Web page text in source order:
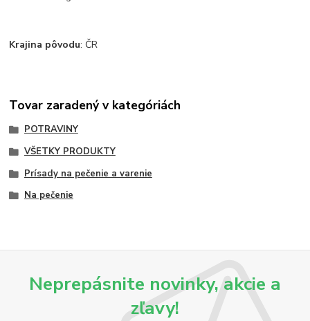
Krajina pôvodu: ČR
Tovar zaradený v kategóriách
POTRAVINY
VŠETKY PRODUKTY
Prísady na pečenie a varenie
Na pečenie
Neprepásnite novinky, akcie a
zľavy!